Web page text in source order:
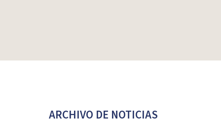
ARCHIVO DE NOTICIAS